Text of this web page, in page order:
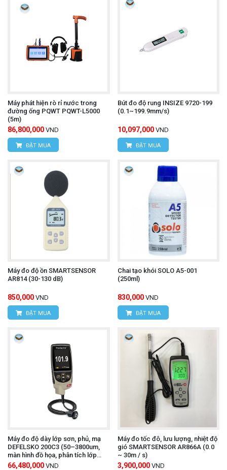
Máy phát hiện rò rỉ nước trong
đường ống PQWT PQWT-L5000
(5m)
86,800,000 VND
ĐẶT MUA
Bút đo độ rung INSIZE 9720-199
(0.1~199.9mm/s)
10,097,000 VND
ĐẶT MUA
Máy đo độ ồn SMARTSENSOR
AR814 (30-130 dB)
850,000 VND
ĐẶT MUA
Chai tạo khói SOLO A5-001
(250ml)
830,000 VND
ĐẶT MUA
Máy đo độ dày lớp sơn, phủ, mạ
DEFELSKO 200C3 (50–3800um,
màn hình đồ họa, phân tích lớp
phủ)
66,480,000 VND
Máy đo tốc đô, lưu lượng, nhiệt độ
gió SMARTSENSOR AR866A (0.0
~ 30m / s)
3,900,000 VND